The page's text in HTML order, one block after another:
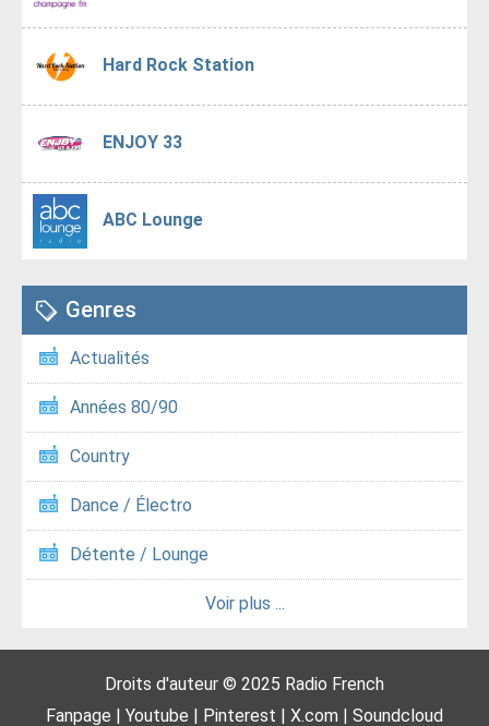
Hard Rock Station
ENJOY 33
ABC Lounge
Genres
Actualités
Années 80/90
Country
Dance / Électro
Détente / Lounge
Voir plus ...
Droits d'auteur © 2025 Radio French
Fanpage | Youtube | Pinterest | X.com | Soundcloud